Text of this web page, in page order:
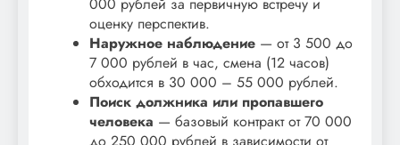
000 рублей за первичную встречу и
оценку перспектив.
Наружное наблюдение — от 3 500 до
7 000 рублей в час, смена (12 часов)
обходится в 30 000 – 55 000 рублей.
Поиск должника или пропавшего
человека — базовый контракт от 70 000